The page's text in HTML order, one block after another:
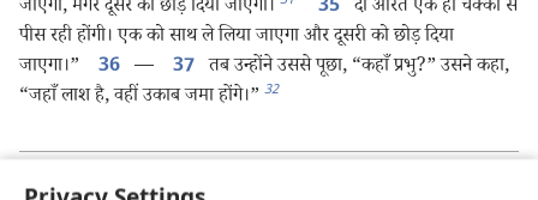
जाएगा, मगर दूसरे को छोड़ दिया जाएगा।
35 दो औरतें एक ही चक्की से
पीस रही होंगी। एक को साथ ले लिया जाएगा और दूसरी को छोड़ दिया
जाएगा।”
36 — 37 तब उन्होंने उससे पूछा, “कहाँ प्रभु?” उसने कहा,
“जहाँ लाश है, वहीं उकाब जमा होंगे।” 32
पिछला